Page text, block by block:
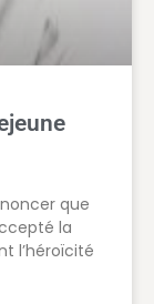
que
la
l’héroïcité